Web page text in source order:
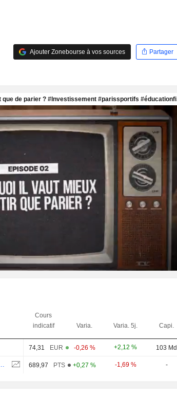
Ajouter Zonebourse à vos sources Partager
Cours
indicatif
Varia. Varia. 5j. Capi.
74,31 EUR -0,26 % +2,12 % 103 Md
689,97 PTS +0,27 % -1,69 % -